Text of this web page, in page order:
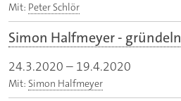
Mit: Peter Schlör
Simon Halfmeyer - gründeln
24.3.2020 – 19.4.2020
Mit: Simon Halfmeyer